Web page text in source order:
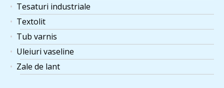
Tesaturi industriale
Textolit
Tub varnis
Uleiuri vaseline
Zale de lant